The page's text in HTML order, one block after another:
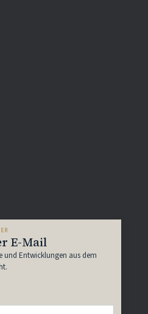
E-Mail
und Entwicklungen aus dem